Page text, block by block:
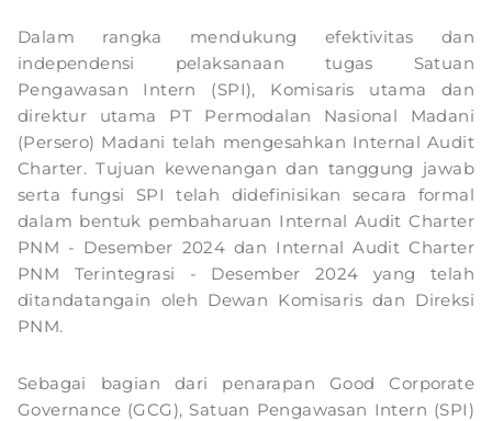
Dalam rangka mendukung efektivitas dan
independensi pelaksanaan tugas Satuan
Pengawasan Intern (SPI), Komisaris utama dan
direktur utama PT Permodalan Nasional Madani
(Persero) Madani telah mengesahkan Internal Audit
Charter. Tujuan kewenangan dan tanggung jawab
serta fungsi SPI telah didefinisikan secara formal
dalam bentuk pembaharuan Internal Audit Charter
PNM - Desember 2024 dan Internal Audit Charter
PNM Terintegrasi - Desember 2024 yang telah
ditandatangain oleh Dewan Komisaris dan Direksi
PNM.
Sebagai bagian dari penarapan Good Corporate
Governance (GCG), Satuan Pengawasan Intern (SPI)